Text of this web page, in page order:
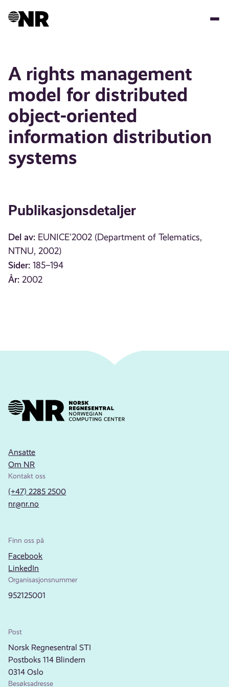
A rights management
model for distributed
object-oriented
information distribution
systems
Publikasjonsdetaljer
Del av: EUNICE'2002 (Department of Telematics,
NTNU, 2002)
Sider: 185–194
År: 2002
Ansatte
Om NR
Kontakt oss
(+47) 2285 2500
nr@nr.no
Finn oss på
Facebook
LinkedIn
Organisasjonsnummer
952125001
Post
Norsk Regnesentral STI
Postboks 114 Blindern
0314 Oslo
Besøksadresse